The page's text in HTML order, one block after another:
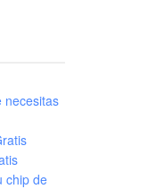
necesitas
chip de